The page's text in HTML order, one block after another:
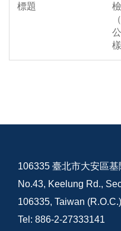
106335 臺北市大安區基
No.43, Keelung Rd.,
106335, Taiwan (R.O.C.)
Tel: 886-2-27333141